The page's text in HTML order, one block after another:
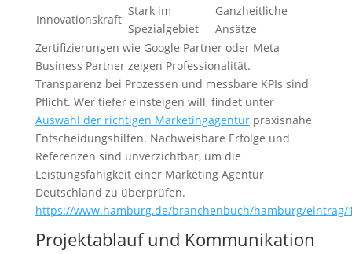
Innovationskraft
Stark im
Spezialgebiet
Ganzheitliche
Ansätze
Zertifizierungen wie Google Partner oder Meta
Business Partner zeigen Professionalität.
Transparenz bei Prozessen und messbare KPIs sind
Pflicht. Wer tiefer einsteigen will, findet unter
Auswahl der richtigen Marketingagenturpraxisnahe
Entscheidungshilfen. Nachweisbare Erfolge und
Referenzen sind unverzichtbar, um die
Leistungsfähigkeit einer Marketing Agentur
Deutschland zu überprüfen.
https://www.hamburg.de/branchenbuch/hamburg/eintrag/
Projektablauf und Kommunikation